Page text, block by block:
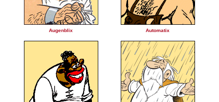
Augenblix Automatix